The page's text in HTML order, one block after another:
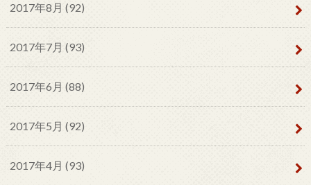
2017年8月 (92)
2017年7月 (93)
2017年6月 (88)
2017年5月 (92)
2017年4月 (93)